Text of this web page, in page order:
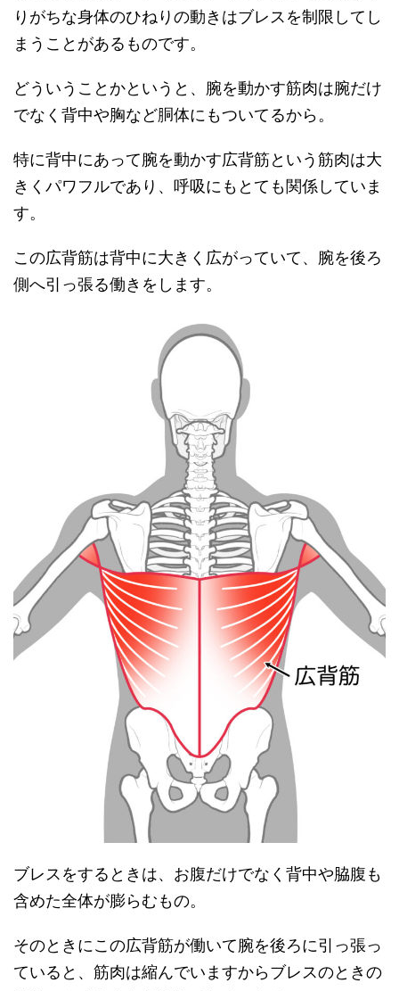
りがちな身体のひねりの動きはブレスを制限してし
まうことがあるものです。
どういうことかというと、腕を動かす筋肉は腕だけ
でなく背中や胸など胴体にもついてるから。
特に背中にあって腕を動かす広背筋という筋肉は大
きくパワフルであり、呼吸にもとても関係していま
す。
この広背筋は背中に大きく広がっていて、腕を後ろ
側へ引っ張る働きをします。
ブレスをするときは、お腹だけでなく背中や脇腹も
含めた全体が膨らむもの。
そのときにこの広背筋が働いて腕を後ろに引っ張っ
ていると、筋肉は縮んでいますからブレスのときの